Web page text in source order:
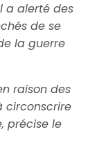
a alerté des
de se
la guerre
raison des
circonscrire
précise le